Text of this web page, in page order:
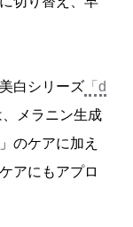
白シリーズ 「d
、メラニン生成
のケアに加え
アにもアプロ